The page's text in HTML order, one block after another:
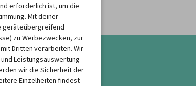
erforderlich ist, um die
Mit deiner
geräteübergreifend
zu Werbezwecken, zur
Dritten verarbeiten. Wir
Leistungsauswertung
wir die Sicherheit der
Einzelheiten findest